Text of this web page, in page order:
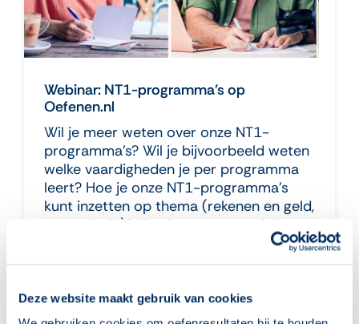
Deze website maakt gebruik van cookies
Webinar: NT1-programma’s op
Oefenen.nl
Wil je meer weten over onze NT1-
programma’s? Wil je bijvoorbeeld weten
welke vaardigheden je per programma
leert? Hoe je onze NT1-programma’s
kunt inzetten op thema (rekenen en geld,
gezondheid)? Hoe je extra materialen
> lees meer